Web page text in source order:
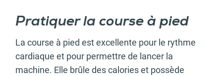
Pratiquer la course à pied
La course à pied est excellente pour le rythme
cardiaque et pour permettre de lancer la
machine. Elle brûle des calories et possède